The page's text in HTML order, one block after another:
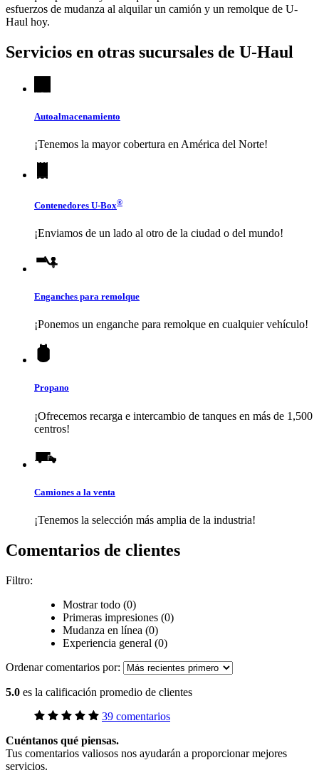
esfuerzos de mudanza al alquilar un camión y un remolque de U-
Haul hoy.
Servicios en otras sucursales de U-Haul
Autoalmacenamiento
¡Tenemos la mayor cobertura en América del Norte!
Contenedores U-Box®
¡Enviamos de un lado al otro de la ciudad o del mundo!
Enganches para remolque
¡Ponemos un enganche para remolque en cualquier vehículo!
Propano
¡Ofrecemos recarga e intercambio de tanques en más de 1,500
centros!
Camiones a la venta
¡Tenemos la selección más amplia de la industria!
Comentarios de clientes
Filtro:
Mostrar todo (0)
Primeras impresiones (0)
Mudanza en línea (0)
Experiencia general (0)
Ordenar comentarios por:
5.0 es la calificación promedio de clientes
39 comentarios
Cuéntanos qué piensas.
Tus comentarios valiosos nos ayudarán a proporcionar mejores
servicios.